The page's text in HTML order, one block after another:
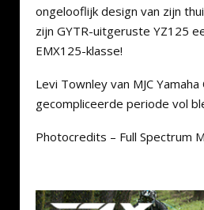
ongelooflijk design van zijn
zijn GYTR-uitgeruste YZ125
EMX125-klasse!
Levi Townley van MJC
gecompliceerde periode vol
Photocredits – Full Spectrum